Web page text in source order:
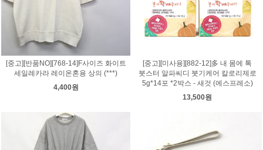
[중고][반품NO][768-14]F사이즈 화이트
세일레카라 레이온혼용 상의 (***)
4,400원
[중고][미사용][882-12]多 내 몸에 톡
붓스터 알파씨디 붓기케어 칼로리제로
5g*14포 *2박스 - 새것 (에스프레소)
13,500원